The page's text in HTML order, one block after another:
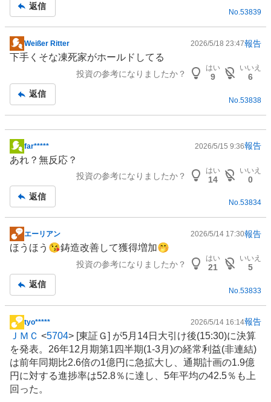
事
返信
No.53839
掲
示
事
Weißer Ritter 2026/5/18 23:47報告
下手くそな凍死家がホールドしてる
投資の参考になりましたか？
はい
9
いいえ
6
返信
No. 53838
掲
示
事
far***** 2026/5/15 9:36報告
あれ？無反応？
投資の参考になりましたか？
はい
14
いいえ
0
返信
No.53834
掲
示
事
エーリアン 2026/5/14 17:30報告
ほうほう😘鋳造改善して獲得増加🤭
投資の参考になりましたか？
はい
21
いいえ
5
返信
No. 53833
掲
示
板
記
事
tyo***** 2026/5/14 16:14報告
ＪＭＣ <5704> [東証Ｇ] が5月14日大引け後(15:30)に決算
を発表。26年12月期第1四半期(1-3月)の経常利益(非連結)
は前年同期比2.6倍の1億円に急拡大し、通期計画の1.9億
円に対する進捗率は52.8％に達し、5年平均の42.5％も上
回った。